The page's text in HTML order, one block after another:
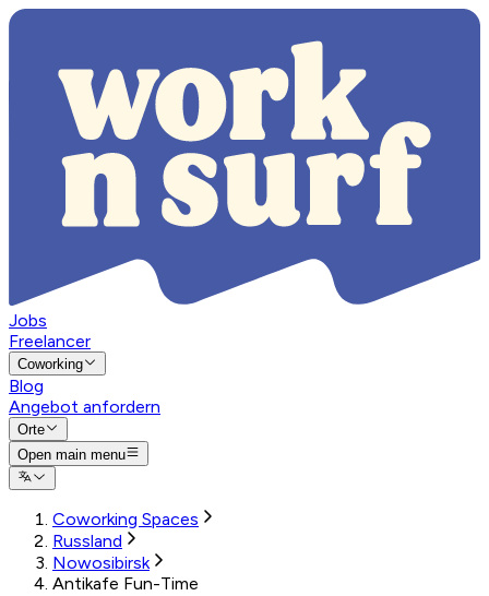
Jobs
Freelancer
Coworking
Blog
Angebot anfordern
Orte
Open main menu
Coworking Spaces
Russland
Nowosibirsk
Antikafe Fun-Time